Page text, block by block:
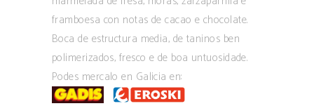
framboesa con notas de cacao e chocolate.
Boca de estructura media, de taninos ben
polimerizados, fresco e de boa untuosidade.
Podes mercalo en Galicia en: